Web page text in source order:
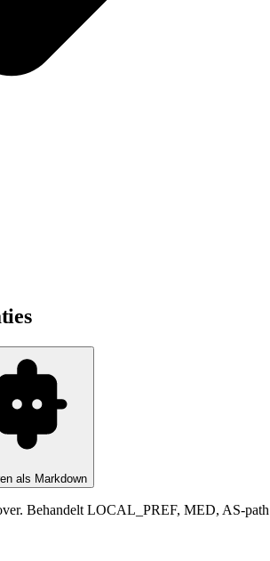
als Markdown
Behandelt LOCAL_PREF, MED, AS-